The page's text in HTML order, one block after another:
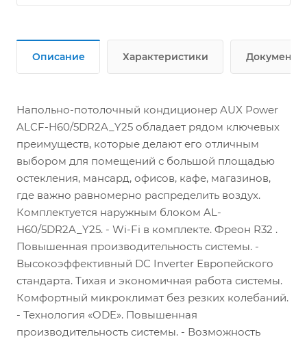
Описание Характеристики Документы
Напольно-потолочный кондиционер AUX Power
ALCF-H60/5DR2A_Y25 обладает рядом ключевых
преимуществ, которые делают его отличным
выбором для помещений с большой площадью
остекления, мансард, офисов, кафе, магазинов,
где важно равномерно распределить воздух.
Комплектуется наружным блоком AL-
H60/5DR2A_Y25. - Wi-Fi в комплекте. Фреон R32 .
Повышенная производительность системы. -
Высокоэффективный DC Inverter Европейского
стандарта. Тихая и экономичная работа системы.
Комфортный микроклимат без резких колебаний.
- Технология «ODE». Повышенная
производительность системы. - Возможность